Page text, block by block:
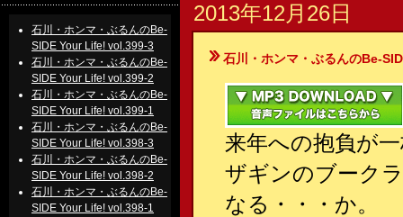
石川・ホンマ・ぶるんのBe-
SIDE Your Life! vol.399-3
石川・ホンマ・ぶるんのBe-
SIDE Your Life! vol.399-2
石川・ホンマ・ぶるんのBe-
SIDE Your Life! vol.399-1
石川・ホンマ・ぶるんのBe-
SIDE Your Life! vol.398-3
石川・ホンマ・ぶるんのBe-
SIDE Your Life! vol.398-2
石川・ホンマ・ぶるんのBe-
SIDE Your Life! vol.398-1
2013年12月26日
石川・ホンマ・ぶるんのBe-
来年への抱負が
ザギンのブーク
なる・・・か。